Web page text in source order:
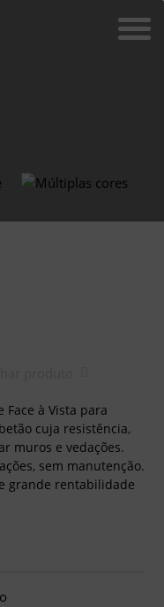
à Vista para
cuja resistência,
muros e vedações.
sem manutenção.
grande rentabilidade